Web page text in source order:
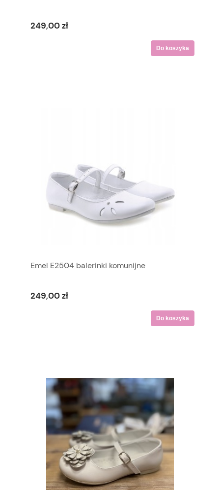
249,00 zł
Do koszyka
Emel E2504 balerinki komunijne
249,00 zł
Do koszyka